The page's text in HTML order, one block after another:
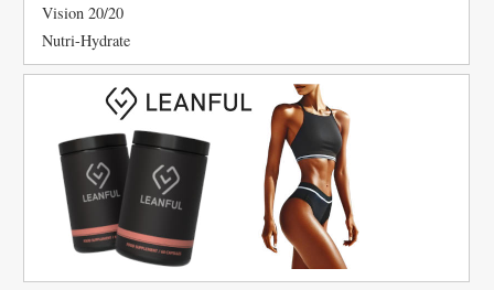
Vision 20/20
Nutri-Hydrate